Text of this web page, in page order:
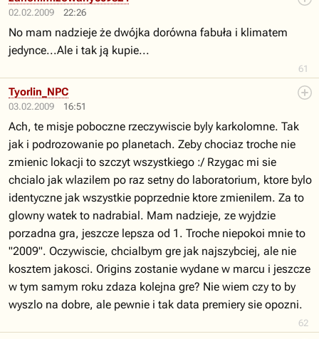
02.02.2009 22:26
61
No mam nadzieje że dwójka dorówna fabuła i klimatem
jedynce...Ale i tak ją kupie...
03.02.2009 16:51
62
Tyorlin_NPC
Ach, te misje poboczne rzeczywiscie byly karkolomne. Tak
jak i podrozowanie po planetach. Zeby chociaz troche nie
zmienic lokacji to szczyt wszystkiego :/ Rzygac mi sie
chcialo jak wlazilem po raz setny do laboratorium, ktore bylo
identyczne jak wszystkie poprzednie ktore zmienilem. Za to
glowny watek to nadrabial. Mam nadzieje, ze wyjdzie
porzadna gra, jeszcze lepsza od 1. Troche niepokoi mnie to
"2009". Oczywiscie, chcialbym gre jak najszybciej, ale nie
kosztem jakosci. Origins zostanie wydane w marcu i jeszcze
w tym samym roku zdaza kolejna gre? Nie wiem czy to by
wyszlo na dobre, ale pewnie i tak data premiery sie opozni.